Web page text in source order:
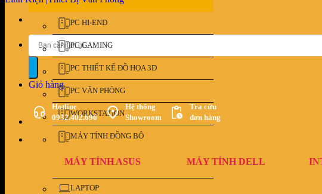
Tìm
kiếm:
Giỏ hàng
Hotline
0932.402.696
Hệ thống
Showroom
Tra cứu
đơn hàng
PC HI-END
PC GAMING
PC THIẾT KẾ ĐỒ HỌA 3D
PC VĂN PHÒNG
WORKSTATION
MÁY TÍNH ĐỒNG BỘ
MÁY TÍNH ASUS MÁY TÍNH DELL
LAPTOP